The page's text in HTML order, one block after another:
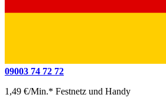
09003 74 72 72
1,49 €/Min.* Festnetz und Handy